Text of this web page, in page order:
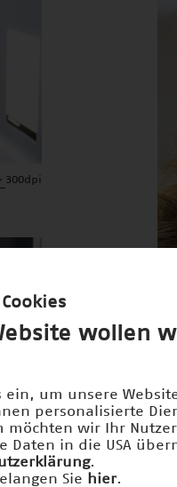
300dpi
wollen
ein, um unsere
personalisierte
möchten wir Ihr
Daten in die USA
.
Sie
hier.